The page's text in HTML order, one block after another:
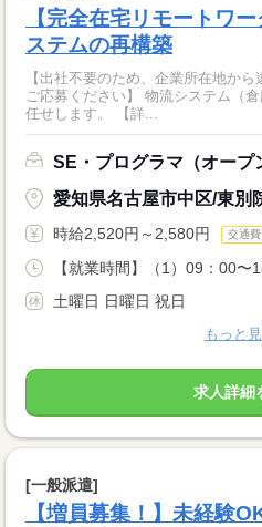
【完全在宅リモートワ
ステムの再構築
【出社不要のため、企業所在地か
ご応募ください】 物流システム（倉庫在庫システム）の再構築をお
任せします。 【詳...
SE・プログラマ（オープ
愛知県名古屋市中区/東別
時給2,520円～2,580円 交通
【就業時間】（1）09：00〜
土曜日 日曜日 祝日
もっと
求人詳細
[一般派遣]
【増員募集！】未経験